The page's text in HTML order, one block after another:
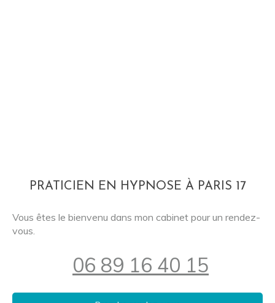
PRATICIEN EN HYPNOSE À PARIS 17
Vous êtes le bienvenu dans mon cabinet pour un rendez-
vous.
06 89 16 40 15